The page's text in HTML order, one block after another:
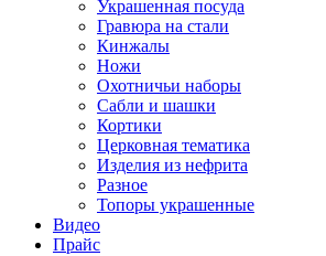
Украшенная посуда
Гравюра на стали
Кинжалы
Ножи
Охотничьи наборы
Сабли и шашки
Кортики
Церковная тематика
Изделия из нефрита
Разное
Топоры украшенные
Видео
Прайс